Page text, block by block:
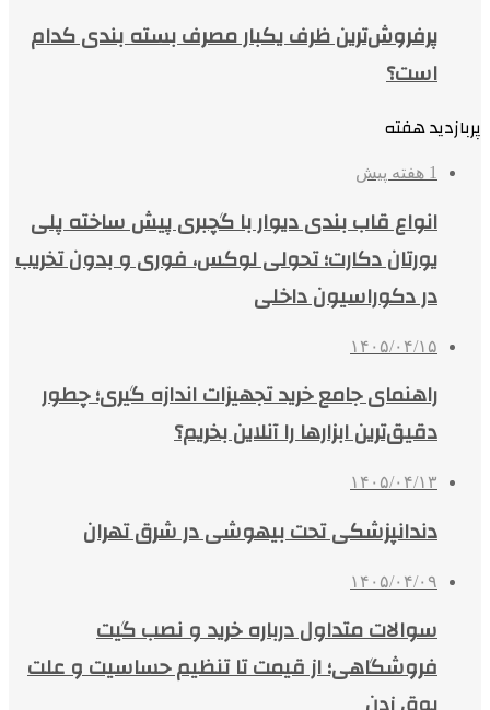
پرفروش‌ترین ظرف یکبار مصرف بسته بندی کدام
است؟
پربازدید هفته
1 هفته پیش
انواع قاب بندی دیوار با گچبری پیش ساخته پلی
یورتان دکارت؛ تحولی لوکس، فوری و بدون تخریب
در دکوراسیون داخلی
۱۴۰۵/۰۴/۱۵
راهنمای جامع خرید تجهیزات اندازه گیری؛ چطور
دقیق‌ترین ابزارها را آنلاین بخریم؟
۱۴۰۵/۰۴/۱۳
دندانپزشکی تحت بیهوشی در شرق تهران
۱۴۰۵/۰۴/۰۹
سوالات متداول درباره خرید و نصب گیت
فروشگاهی؛ از قیمت تا تنظیم حساسیت و علت